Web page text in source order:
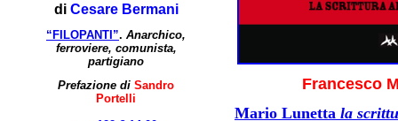
di Cesare Bermani
“FILOPANTI”. Anarchico,
ferroviere, comunista,
partigiano
Prefazione di Sandro
Portelli
Francesco
Mario Lunetta la